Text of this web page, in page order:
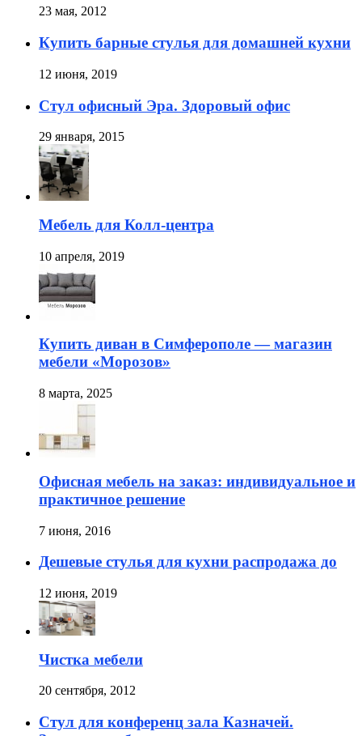
23 мая, 2012
Купить барные стулья для домашней кухни
12 июня, 2019
Стул офисный Эра. Здоровый офис
29 января, 2015
Мебель для Колл-центра
10 апреля, 2019
Купить диван в Симферополе — магазин
мебели «Морозов»
8 марта, 2025
Офисная мебель на заказ: индивидуальное и
практичное решение
7 июня, 2016
Дешевые стулья для кухни распродажа до
12 июня, 2019
Чистка мебели
20 сентября, 2012
Стул для конференц зала Казначей.